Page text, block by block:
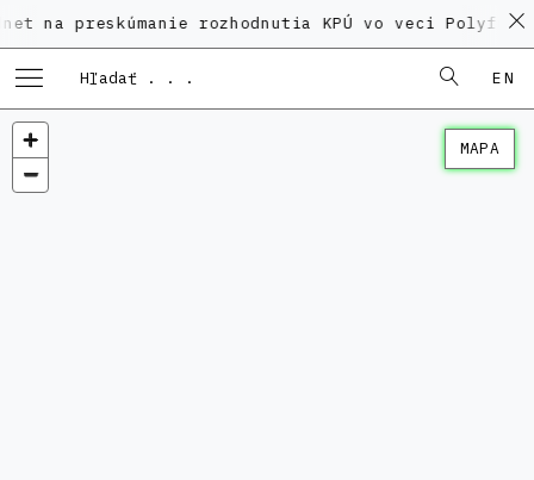
rozhodnutia KPÚ vo veci Polyfunkčného
EN
MAPA